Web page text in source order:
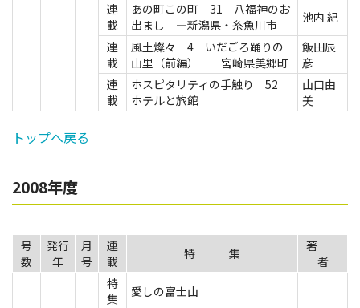
連
載
あの町この町 31 八福神のお
出まし ―新潟県・糸魚川市
池内 紀
連
載
風土燦々 4 いだごろ踊りの
山里（前編） ―宮崎県美郷町
飯田辰
彦
連
載
ホスピタリティの手触り 52
ホテルと旅館
山口由
美
トップへ戻る
2008年度
号
数
発行
年
月
号
連
載
特 集
著
者
特
集
愛しの富士山